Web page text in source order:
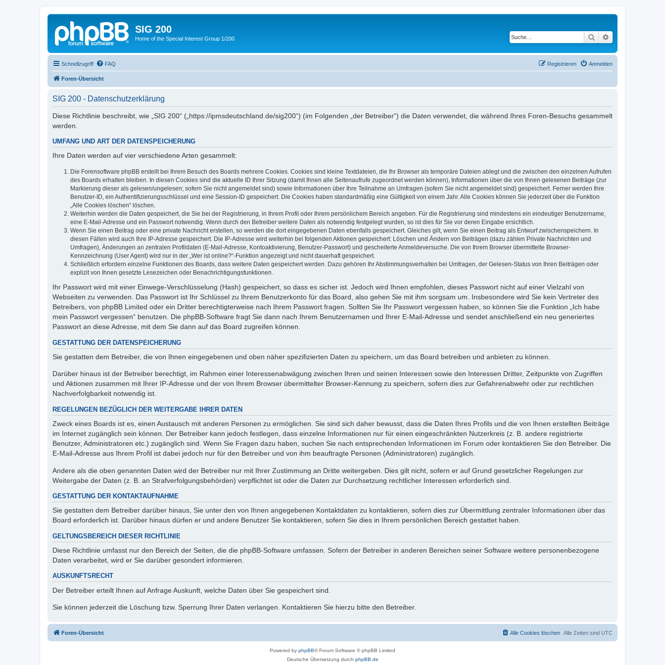
SIG 200
Home of the Special Interest Group 1/200 Suche
Schnellzugriff FAQ Anmelden
Registrieren
Foren-Übersicht
SIG 200 - Datenschutzerklärung
Diese Richtlinie beschreibt, wie „SIG 200“ („https://ipmsdeutschland.de/sig200“) (im Folgenden „der Betreiber“) die Daten verwendet, die während Ihres Foren-Besuchs gesammelt
werden.
UMFANG UND ART DER DATENSPEICHERUNG
Ihre Daten werden auf vier verschiedene Arten gesammelt:
Die Forensoftware phpBB erstellt bei Ihrem Besuch des Boards mehrere Cookies. Cookies sind kleine Textdateien, die Ihr Browser als temporäre Dateien ablegt und die zwischen den einzelnen Aufrufen
des Boards erhalten bleiben. In diesen Cookies sind die aktuelle ID Ihrer Sitzung (damit Ihnen alle Seitenaufrufe zugeordnet werden können), Informationen über die von Ihnen gelesenen Beiträge (zur
Markierung dieser als gelesen/ungelesen; sofern Sie nicht angemeldet sind) sowie Informationen über Ihre Teilnahme an Umfragen (sofern Sie nicht angemeldet sind) gespeichert. Ferner werden Ihre
Benutzer-ID, ein Authentifizierungsschlüssel und eine Session-ID gespeichert. Die Cookies haben standardmäßig eine Gültigkeit von einem Jahr. Alle Cookies können Sie jederzeit über die Funktion
„Alle Cookies löschen“ löschen.
Weiterhin werden die Daten gespeichert, die Sie bei der Registrierung, in Ihrem Profil oder Ihrem persönlichem Bereich angeben. Für die Registrierung sind mindestens ein eindeutiger Benutzername,
eine E-Mail-Adresse und ein Passwort notwendig. Wenn durch den Betreiber weitere Daten als notwendig festgelegt wurden, so ist dies für Sie vor deren Eingabe ersichtlich.
Wenn Sie einen Beitrag oder eine private Nachricht erstellen, so werden die dort eingegebenen Daten ebenfalls gespeichert. Gleiches gilt, wenn Sie einen Beitrag als Entwurf zwischenspeichern. In
diesen Fällen wird auch Ihre IP-Adresse gespeichert. Die IP-Adresse wird weiterhin bei folgenden Aktionen gespeichert: Löschen und Ändern von Beiträgen (dazu zählen Private Nachrichten und
Umfragen), Änderungen an zentralen Profildaten (E-Mail-Adresse, Kontoaktivierung, Benutzer-Passwort) und gescheiterte Anmeldeversuche. Die von Ihrem Browser übermittelte Browser-
Kennzeichnung (User Agent) wird nur in der „Wer ist online?“-Funktion angezeigt und nicht dauerhaft gespeichert.
Schließlich erfordern einzelne Funktionen des Boards, dass weitere Daten gespeichert werden. Dazu gehören Ihr Abstimmungsverhalten bei Umfragen, der Gelesen-Status von Ihren Beiträgen oder
explizit von Ihnen gesetzte Lesezeichen oder Benachrichtigungsfunktionen.
Ihr Passwort wird mit einer Einwege-Verschlüsselung (Hash) gespeichert, so dass es sicher ist. Jedoch wird Ihnen empfohlen, dieses Passwort nicht auf einer Vielzahl von
Webseiten zu verwenden. Das Passwort ist Ihr Schlüssel zu Ihrem Benutzerkonto für das Board, also gehen Sie mit ihm sorgsam um. Insbesondere wird Sie kein Vertreter des
Betreibers, von phpBB Limited oder ein Dritter berechtigterweise nach Ihrem Passwort fragen. Sollten Sie Ihr Passwort vergessen haben, so können Sie die Funktion „Ich habe
mein Passwort vergessen“ benutzen. Die phpBB-Software fragt Sie dann nach Ihrem Benutzernamen und Ihrer E-Mail-Adresse und sendet anschließend ein neu generiertes
Passwort an diese Adresse, mit dem Sie dann auf das Board zugreifen können.
GESTATTUNG DER DATENSPEICHERUNG
Sie gestatten dem Betreiber, die von Ihnen eingegebenen und oben näher spezifizierten Daten zu speichern, um das Board betreiben und anbieten zu können.
Darüber hinaus ist der Betreiber berechtigt, im Rahmen einer Interessenabwägung zwischen Ihren und seinen Interessen sowie den Interessen Dritter, Zeitpunkte von Zugriffen
und Aktionen zusammen mit Ihrer IP-Adresse und der von Ihrem Browser übermittelter Browser-Kennung zu speichern, sofern dies zur Gefahrenabwehr oder zur rechtlichen
Nachverfolgbarkeit notwendig ist.
REGELUNGEN BEZÜGLICH DER WEITERGABE IHRER DATEN
Zweck eines Boards ist es, einen Austausch mit anderen Personen zu ermöglichen. Sie sind sich daher bewusst, dass die Daten Ihres Profils und die von Ihnen erstellten Beiträge
im Internet zugänglich sein können. Der Betreiber kann jedoch festlegen, dass einzelne Informationen nur für einen eingeschränkten Nutzerkreis (z. B. andere registrierte
Benutzer, Administratoren etc.) zugänglich sind. Wenn Sie Fragen dazu haben, suchen Sie nach entsprechenden Informationen im Forum oder kontaktieren Sie den Betreiber. Die
E-Mail-Adresse aus Ihrem Profil ist dabei jedoch nur für den Betreiber und von ihm beauftragte Personen (Administratoren) zugänglich.
Andere als die oben genannten Daten wird der Betreiber nur mit Ihrer Zustimmung an Dritte weitergeben. Dies gilt nicht, sofern er auf Grund gesetzlicher Regelungen zur
Weitergabe der Daten (z. B. an Strafverfolgungsbehörden) verpflichtet ist oder die Daten zur Durchsetzung rechtlicher Interessen erforderlich sind.
GESTATTUNG DER KONTAKTAUFNAHME
Sie gestatten dem Betreiber darüber hinaus, Sie unter den von Ihnen angegebenen Kontaktdaten zu kontaktieren, sofern dies zur Übermittlung zentraler Informationen über das
Board erforderlich ist. Darüber hinaus dürfen er und andere Benutzer Sie kontaktieren, sofern Sie dies in Ihrem persönlichen Bereich gestattet haben.
GELTUNGSBEREICH DIESER RICHTLINIE
Diese Richtlinie umfasst nur den Bereich der Seiten, die die phpBB-Software umfassen. Sofern der Betreiber in anderen Bereichen seiner Software weitere personenbezogene
Daten verarbeitet, wird er Sie darüber gesondert informieren.
AUSKUNFTSRECHT
Der Betreiber erteilt Ihnen auf Anfrage Auskunft, welche Daten über Sie gespeichert sind.
Sie können jederzeit die Löschung bzw. Sperrung Ihrer Daten verlangen. Kontaktieren Sie hierzu bitte den Betreiber.
Foren-Übersicht Alle Zeiten sind UTC
Alle Cookies löschen
Powered by phpBB® Forum Software © phpBB Limited
Deutsche Übersetzung durch phpBB.de